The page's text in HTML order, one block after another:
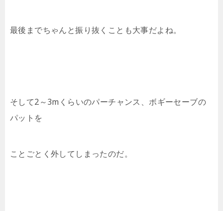
最後までちゃんと振り抜くことも大事だよね。
そして2～3mくらいのパーチャンス、ボギーセーブの
パットを
ことごとく外してしまったのだ。